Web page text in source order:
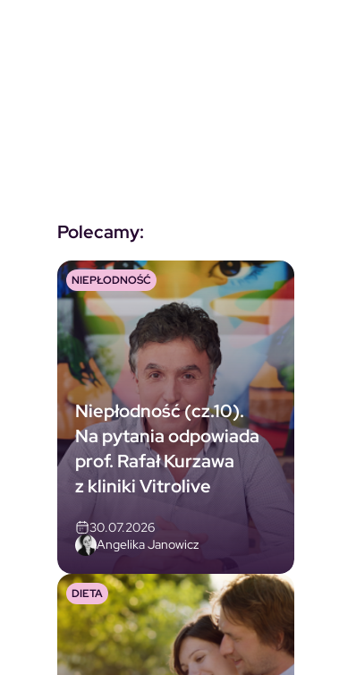
Polecamy:
Niepłodność (cz.10).
Na pytania odpowiada
prof. Rafał Kurzawa
z kliniki Vitrolive
30.07.2026
Angelika Janowicz
NIEPŁODNOŚĆ
DIETA